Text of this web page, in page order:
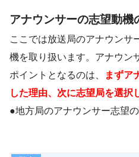
アナウンサーの志望動機
ここでは放送局のアナウンサ
機を取り扱います。アナウン
ポイントとなるのは、
まずア
した理由、次に志望局を選択
●地方局のアナウンサー志望